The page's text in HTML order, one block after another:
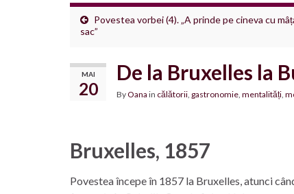
Povestea vorbei (4). „A prinde pe cineva cu
sac”
MAI
20
De la Bruxelles la
ByOana in călătorii, gastronomie, mentalități,
Bruxelles, 1857
Povestea începe în 1857 la Bruxelles, atunci